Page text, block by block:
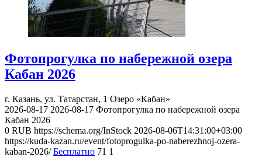
Фотопрогулка по набережной озера
Кабан 2026
г. Казань, ул. Татарстан, 1 Озеро «Кабан»
2026-08-17 2026-08-17 Фотопрогулка по набережной озера
Кабан 2026
0 RUB https://schema.org/InStock 2026-08-06T14:31:00+03:00
https://kuda-kazan.ru/event/fotoprogulka-po-naberezhnoj-ozera-
kaban-2026/ Бесплатно 71 1